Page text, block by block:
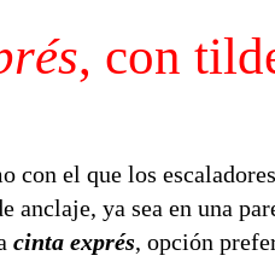
, con
con el que los
anclaje, ya sea en una
cinta exprés, opción